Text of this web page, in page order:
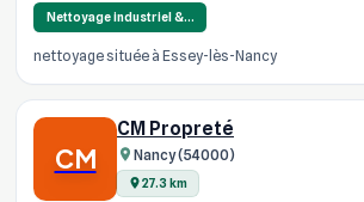
Nettoyage industriel &…
nettoyage située à Essey-lès-Nancy
CM
CM Propreté
Nancy (54000)
27.3 km